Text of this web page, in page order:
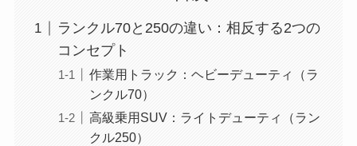
ランクル70と250の違い：相反する2つの
コンセプト
作業用トラック：ヘビーデューティ（ラ
ンクル70）
高級乗用SUV：ライトデューティ（ラン
クル250）